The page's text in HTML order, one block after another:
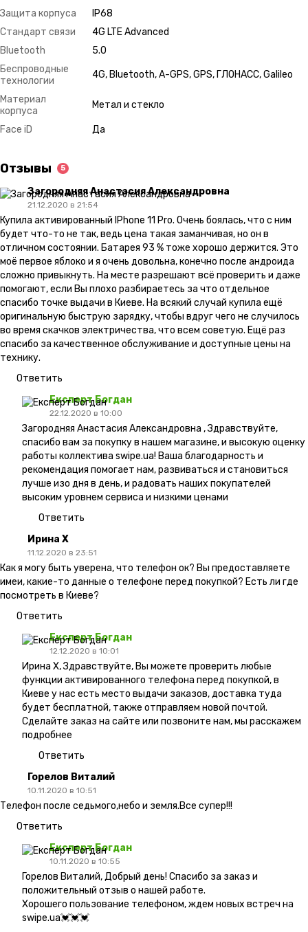
Защита корпуса
IP68
Стандарт связи
4G LTE Advanced
Bluetooth
5.0
Беспроводные
технологии
4G, Bluetooth, A-GPS, GPS, ГЛОНАСС, Galileo
Материал
корпуса
Метал и стекло
Face iD Да
Отзывы 5
Загородняя Анастасия Александровна
21.12.2020 в 21:54
Купила активированный IPhone 11 Pro. Очень боялась, что с ним
будет что-то не так, ведь цена такая заманчивая, но он в
отличном состоянии. Батарея 93 % тоже хорошо держится. Это
моё первое яблоко и я очень довольна, конечно после андроида
сложно привыкнуть. На месте разрешают всё проверить и даже
помогают, если Вы плохо разбираетесь за что отдельное
спасибо точке выдачи в Киеве. На всякий случай купила ещё
оригинальную быструю зарядку, чтобы вдруг чего не случилось
во время скачков электричества, что всем советую. Ещё раз
спасибо за качественное обслуживание и доступные цены на
технику.
Ответить
Експерт Богдан
22.12.2020 в 10:00
Загородняя Анастасия Александровна , Здравствуйте,
спасибо вам за покупку в нашем магазине, и высокую оценку
работы коллектива swipe.ua! Ваша благодарность и
рекомендация помогает нам, развиваться и становиться
лучше изо дня в день, и радовать наших покупателей
высоким уровнем сервиса и низкими ценами
Ответить
Ирина Х
11.12.2020 в 23:51
Как я могу быть уверена, что телефон ок? Вы предоставляете
имеи, какие-то данные о телефоне перед покупкой? Есть ли где
посмотреть в Киеве?
Ответить
Експерт Богдан
12.12.2020 в 10:01
Ирина Х, Здравствуйте, Вы можете проверить любые
функции активированного телефона перед покупкой, в
Киеве у нас есть место выдачи заказов, доставка туда
будет бесплатной, также отправляем новой почтой.
Сделайте заказ на сайте или позвоните нам, мы расскажем
подробнее
Ответить
Горелов Виталий
10.11.2020 в 10:51
Телефон после седьмого,небо и земля.Все супер!!!
Ответить
Експерт Богдан
10.11.2020 в 10:55
Горелов Виталий, Добрый день! Спасибо за заказ и
положительный отзыв о нашей работе.
Хорошего пользование телефоном, ждем новых встреч на
swipe.ua💓💓💓